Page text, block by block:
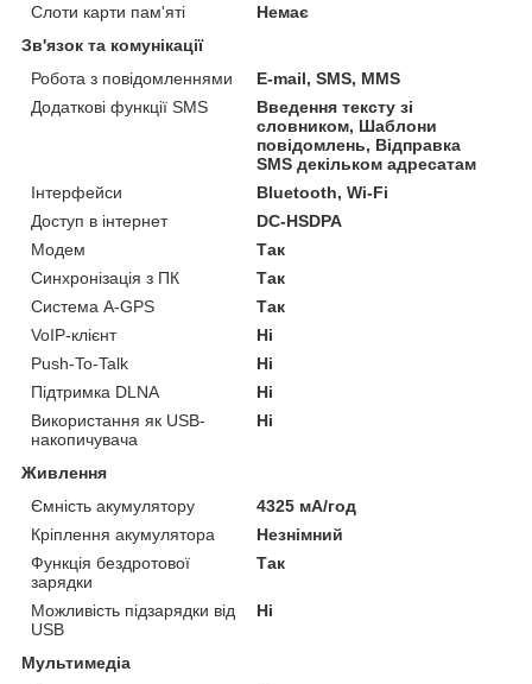
Слоти карти пам'яті
Немає
Зв'язок та комунікації
Робота з повідомленнями
E-mail, SMS, MMS
Додаткові функції SMS
Введення тексту зі
словником, Шаблони
повідомлень, Відправка
SMS декільком адресатам
Інтерфейси
Bluetooth, Wi-Fi
Доступ в інтернет
DC-HSDPA
Модем
Так
Синхронізація з ПК
Так
Система A-GPS
Так
VoIP-клієнт
Ні
Push-To-Talk
Ні
Підтримка DLNA
Ні
Використання як USB-
накопичувача
Ні
Живлення
Ємність акумулятору
4325 мА/год
Кріплення акумулятора
Незнімний
Функція бездротової
зарядки
Так
Можливість підзарядки від
USB
Ні
Мультимедіа